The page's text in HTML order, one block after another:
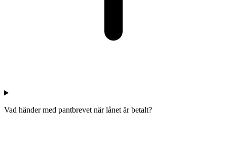
Vad händer med pantbrevet när lånet är betalt?